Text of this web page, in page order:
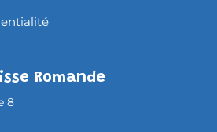
Romande
8